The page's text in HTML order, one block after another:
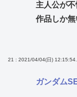
主人公が
作品しか無
21 : 2021/04/04(日)
ガンダム